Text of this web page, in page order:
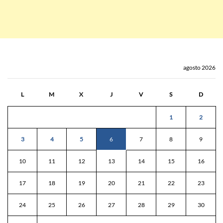
agosto 2026
L M X J V S D
1 2
3 4 5 6 7 8 9
10 11 12 13 14 15 16
17 18 19 20 21 22 23
24 25 26 27 28 29 30